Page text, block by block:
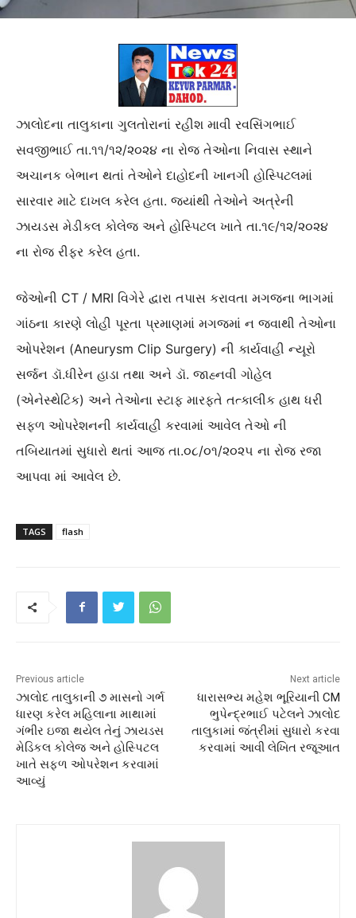
ઝાલોદના તાલુકાના ગુલતોરાનાં રહીશ માવી રવસિંગભાઈ
સવજીભાઈ તા.૧૧/૧૨/૨૦૨૪ ના રોજ તેઓના નિવાસ સ્થાને
અચાનક બેભાન થતાં તેઓને દાહોદની ખાનગી હોસ્પિટલમાં
સારવાર માટે દાખલ કરેલ હતા. જ્યાંથી તેઓને અત્રેની
ઝાયડસ મેડીકલ કોલેજ અને હોસ્પિટલ ખાતે તા.૧૯/૧૨/૨૦૨૪
ના રોજ રીફર કરેલ હતા.
જેઓની CT / MRI વિગેરે દ્વારા તપાસ કરાવતા મગજના ભાગમાં
ગાંઠના કારણે લોહી પૂરતા પ્રમાણમાં મગજમાં ન જવાથી તેઓના
ઓપરેશન (Aneurysm Clip Surgery) ની કાર્યવાહી ન્યૂરો
સર્જન ડૉ.ધીરેન હાડા તથા અને ડૉ. જાહ્નવી ગોહેલ
(એનેસ્થેટિક) અને તેઓના સ્ટાફ મારફતે તત્કાલીક હાથ ધરી
સફળ ઓપરેશનની કાર્યવાહી કરવામાં આવેલ તેઓ ની
તબિયાતમાં સુધારો થતાં આજ તા.૦૮/૦૧/૨૦૨૫ ના રોજ રજા
આપવા માં આવેલ છે.
TAGS flash
Previous article
ઝાલોદ તાલુકાની ૭ માસનો ગર્ભ
ધારણ કરેલ મહિલાના માથામાં
ગંભીર ઇજા થયેલ તેનું ઝાયડસ
મેડિકલ કોલેજ અને હોસ્પિટલ
ખાતે સફળ ઓપરેશન કરવામાં
આવ્યું
Next article
ધારાસભ્ય મહેશ ભૂરિયાની CM
ભુપેન્દ્રભાઈ પટેલને ઝાલોદ
તાલુકામાં જંત્રીમાં સુધારો કરવા
કરવામાં આવી લેખિત રજૂઆત